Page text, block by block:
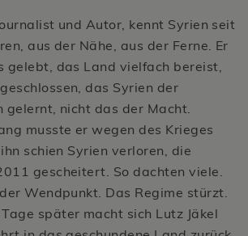
und Autor, kennt Syrien seit
aus der Nähe, aus der Ferne. Er
gelebt, das Land vielfach bereist,
das Syrien der
gelernt, nicht das der Macht.
musste er wegen des Krieges
schien Syrien verloren, die
gescheitert. So dachten viele.
Wendpunkt. Das Regime stürzt.
später macht sich Lutz Jäkel